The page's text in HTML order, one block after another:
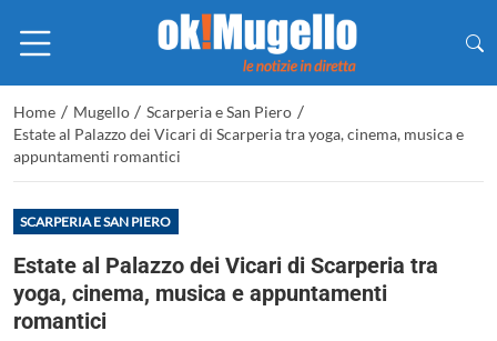
Home / Mugello / Scarperia e San Piero /
Estate al Palazzo dei Vicari di Scarperia tra yoga, cinema, musica e
appuntamenti romantici
SCARPERIA E SAN PIERO
Estate al Palazzo dei Vicari di Scarperia tra
yoga, cinema, musica e appuntamenti
romantici